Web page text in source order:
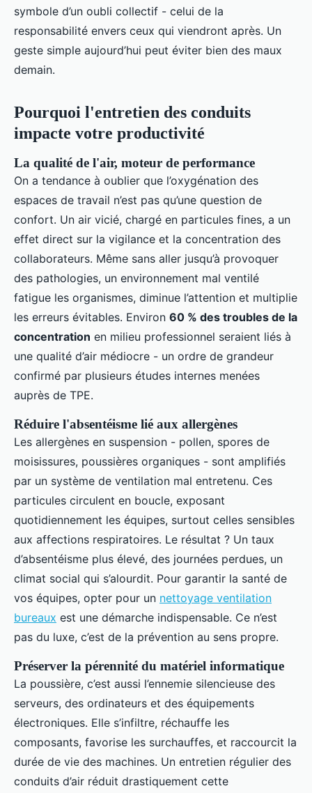
symbole d’un oubli collectif - celui de la
responsabilité envers ceux qui viendront après. Un
geste simple aujourd’hui peut éviter bien des maux
demain.
Pourquoi l'entretien des conduits
impacte votre productivité
La qualité de l'air, moteur de performance
On a tendance à oublier que l’oxygénation des
espaces de travail n’est pas qu’une question de
confort. Un air vicié, chargé en particules fines, a un
effet direct sur la vigilance et la concentration des
collaborateurs. Même sans aller jusqu’à provoquer
des pathologies, un environnement mal ventilé
fatigue les organismes, diminue l’attention et multiplie
les erreurs évitables. Environ 60 % des troubles de la
concentration en milieu professionnel seraient liés à
une qualité d’air médiocre - un ordre de grandeur
confirmé par plusieurs études internes menées
auprès de TPE.
Réduire l'absentéisme lié aux allergènes
Les allergènes en suspension - pollen, spores de
moisissures, poussières organiques - sont amplifiés
par un système de ventilation mal entretenu. Ces
particules circulent en boucle, exposant
quotidiennement les équipes, surtout celles sensibles
aux affections respiratoires. Le résultat ? Un taux
d’absentéisme plus élevé, des journées perdues, un
climat social qui s’alourdit. Pour garantir la santé de
vos équipes, opter pour un nettoyage ventilation
bureaux est une démarche indispensable. Ce n’est
pas du luxe, c’est de la prévention au sens propre.
Préserver la pérennité du matériel informatique
La poussière, c’est aussi l’ennemie silencieuse des
serveurs, des ordinateurs et des équipements
électroniques. Elle s’infiltre, réchauffe les
composants, favorise les surchauffes, et raccourcit la
durée de vie des machines. Un entretien régulier des
conduits d’air réduit drastiquement cette